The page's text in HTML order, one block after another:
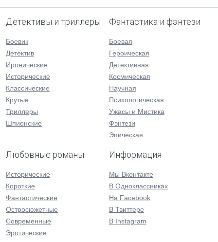
Детективы и триллеры
Боевик
Детектив
Иронические
Исторические
Классические
Крутые
Триллеры
Шпионские
Фантастика и фэнтези
Боевая
Героическая
Детективная
Космическая
Научная
Психологическая
Ужасы и Мистика
Фэнтези
Эпическая
Любовные романы
Исторические
Короткие
Фантастические
Остросюжетные
Современные
Эротические
Информация
Мы Вконтакте
В Одноклассниках
На Facebook
В Твиттере
В Instagram